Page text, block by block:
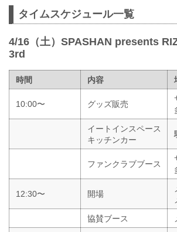
タイムスケジュール一覧
4/16（土）SPASHAN presents
3rd
時間 内容
10:00〜 グッズ販売
イートインスペース
キッチンカー
ファンクラブブース
12:30〜 開場
協賛ブース